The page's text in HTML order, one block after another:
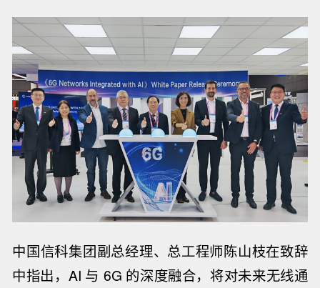
中国信科集团副总经理、总工程师陈山枝在致辞
中指出， AI 与 6G 的深度融合，将对未来无线通